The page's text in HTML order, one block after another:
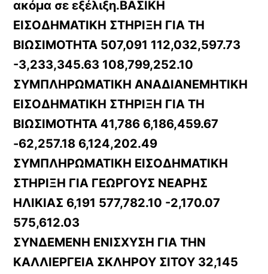
ακόμα σε εξέλιξη.ΒΑΣΙΚΗ
ΕΙΣΟΔΗΜΑΤΙΚΗ ΣΤΗΡΙΞΗ ΓΙΑ ΤΗ
ΒΙΩΣΙΜΟΤΗΤΑ 507,091 112,032,597.73
-3,233,345.63 108,799,252.10
ΣΥΜΠΛΗΡΩΜΑΤΙΚΗ ΑΝΑΔΙΑΝΕΜΗΤΙΚΗ
ΕΙΣΟΔΗΜΑΤΙΚΗ ΣΤΗΡΙΞΗ ΓΙΑ ΤΗ
ΒΙΩΣΙΜΟΤΗΤΑ 41,786 6,186,459.67
-62,257.18 6,124,202.49
ΣΥΜΠΛΗΡΩΜΑΤΙΚΗ ΕΙΣΟΔΗΜΑΤΙΚΗ
ΣΤΗΡΙΞΗ ΓΙΑ ΓΕΩΡΓΟΥΣ ΝΕΑΡΗΣ
ΗΛΙΚΙΑΣ 6,191 577,782.10 -2,170.07
575,612.03
ΣΥΝΔΕΜΕΝΗ ΕΝΙΣΧΥΣΗ ΓΙΑ ΤΗΝ
ΚΑΛΛΙΕΡΓΕΙΑ ΣΚΛΗΡΟΥ ΣΙΤΟΥ 32,145